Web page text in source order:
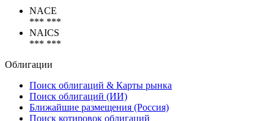
Коды
*** ***
*** ***
Облигации